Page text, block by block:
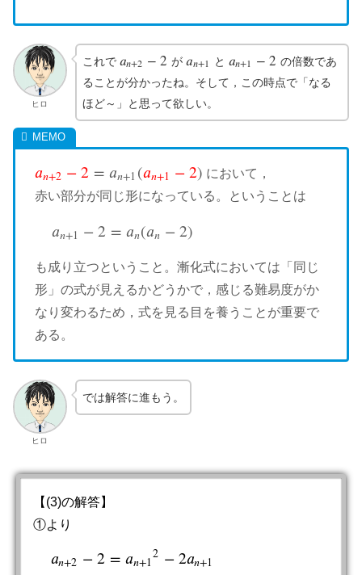
ヒロ
これで 𝑎𝑛+2 − 2
an+2 −2 が𝑎𝑛+1
an+1 と 𝑎𝑛+1 − 2
an+1 −2
の倍数であ
ることが分かったね。そして，この時点で「なる
ほど～」と思って欲しい。
𝑎𝑛+2 −2 = 𝑎𝑛+1 (𝑎𝑛+1 −2)
an+2 −2 =a n+ 1(an +1−2)
において，
赤い部分が同じ形になっている。ということは
𝑎𝑛+1 − 2 = 𝑎𝑛(𝑎𝑛 − 2)
a n +1 −2 =a n(an−2 )
も成り立つということ。漸化式においては「同じ
形」の式が見えるかどうかで，感じる難易度がか
なり変わるため，式を見る目を養うことが重要で
ある。
ヒロ
では解答に進もう。
【(3)の解答】
①より
𝑎𝑛+2 −2 = 𝑎𝑛+1
2 −2𝑎𝑛+1